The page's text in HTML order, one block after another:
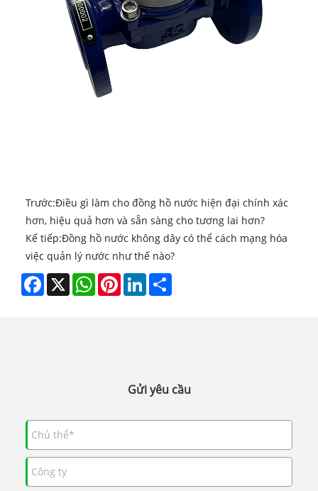
Trước:Điều gì làm cho đồng hồ nước hiện đại chính xác
hơn, hiệu quả hơn và sẵn sàng cho tương lai hơn?
Kế tiếp:Đồng hồ nước không dây có thể cách mạng hóa
việc quản lý nước như thế nào?
Facebook
X WhatsAppPinterestLinkedInShare
Gửi yêu cầu